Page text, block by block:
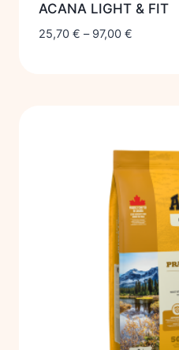
ACANA LIGHT & FIT
25,70 € – 97,00 €